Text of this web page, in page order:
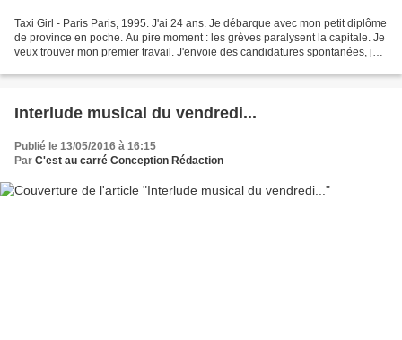
Taxi Girl - Paris Paris, 1995. J'ai 24 ans. Je débarque avec mon petit diplôme
de province en poche. Au pire moment : les grèves paralysent la capitale. Je
veux trouver mon premier travail. J'envoie des candidatures spontanées, je
Interlude musical du vendredi...
Publié le 13/05/2016 à 16:15
Par C'est au carré Conception Rédaction